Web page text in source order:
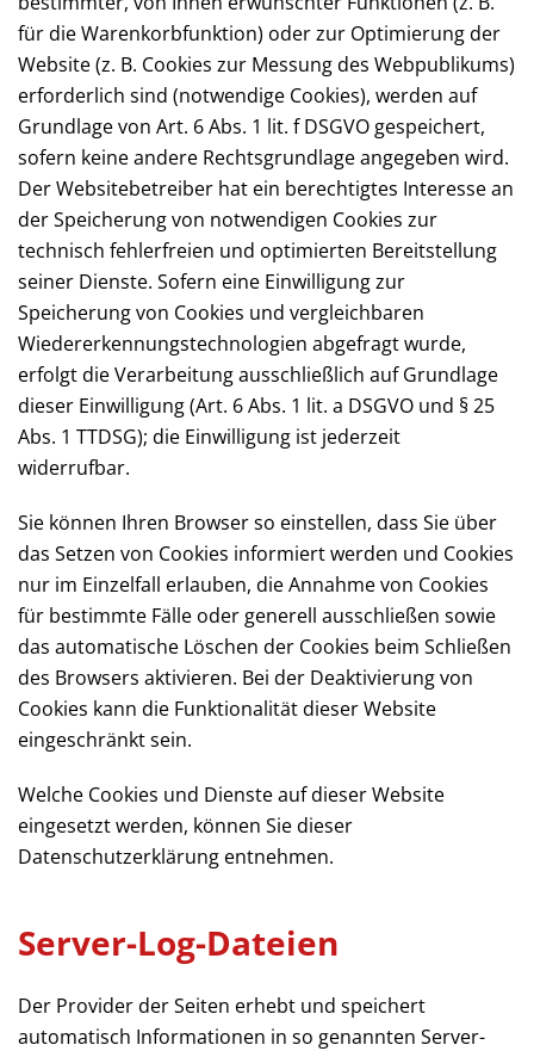
für die Warenkorbfunktion) oder zur Optimierung der
Website (z. B. Cookies zur Messung des Webpublikums)
erforderlich sind (notwendige Cookies), werden auf
Grundlage von Art. 6 Abs. 1 lit. f DSGVO gespeichert,
sofern keine andere Rechtsgrundlage angegeben wird.
Der Websitebetreiber hat ein berechtigtes Interesse an
der Speicherung von notwendigen Cookies zur
technisch fehlerfreien und optimierten Bereitstellung
seiner Dienste. Sofern eine Einwilligung zur
Speicherung von Cookies und vergleichbaren
Wiedererkennungstechnologien abgefragt wurde,
erfolgt die Verarbeitung ausschließlich auf Grundlage
dieser Einwilligung (Art. 6 Abs. 1 lit. a DSGVO und § 25
Abs. 1 TTDSG); die Einwilligung ist jederzeit
widerrufbar.
Sie können Ihren Browser so einstellen, dass Sie über
das Setzen von Cookies informiert werden und Cookies
nur im Einzelfall erlauben, die Annahme von Cookies
für bestimmte Fälle oder generell ausschließen sowie
das automatische Löschen der Cookies beim Schließen
des Browsers aktivieren. Bei der Deaktivierung von
Cookies kann die Funktionalität dieser Website
eingeschränkt sein.
Welche Cookies und Dienste auf dieser Website
eingesetzt werden, können Sie dieser
Datenschutzerklärung entnehmen.
Server-Log-Dateien
Der Provider der Seiten erhebt und speichert
automatisch Informationen in so genannten Server-